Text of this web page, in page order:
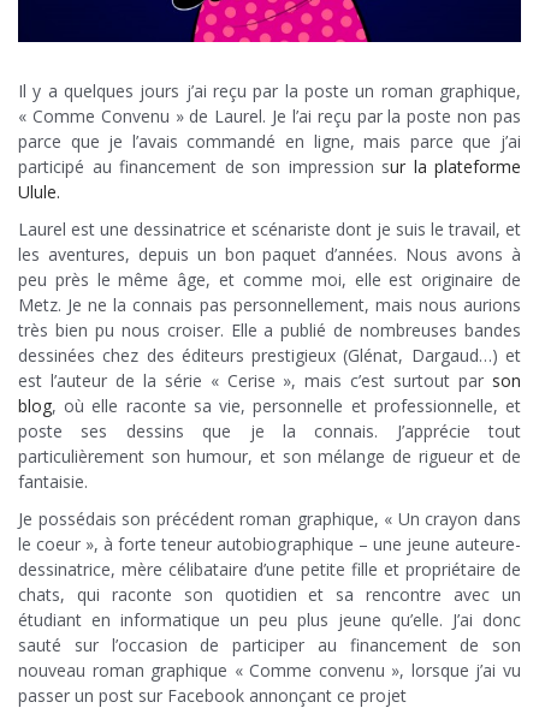
Il y a quelques jours j’ai reçu par la poste un roman graphique,
« Comme Convenu » de Laurel. Je l’ai reçu par la poste non pas
parce que je l’avais commandé en ligne, mais parce que j’ai
participé au financement de son impression sur la plateforme
Ulule.
Laurel est une dessinatrice et scénariste dont je suis le travail, et
les aventures, depuis un bon paquet d’années. Nous avons à
peu près le même âge, et comme moi, elle est originaire de
Metz. Je ne la connais pas personnellement, mais nous aurions
très bien pu nous croiser. Elle a publié de nombreuses bandes
dessinées chez des éditeurs prestigieux (Glénat, Dargaud…) et
est l’auteur de la série « Cerise », mais c’est surtout par son
blog, où elle raconte sa vie, personnelle et professionnelle, et
poste ses dessins que je la connais. J’apprécie tout
particulièrement son humour, et son mélange de rigueur et de
fantaisie.
Je possédais son précédent roman graphique, « Un crayon dans
le coeur », à forte teneur autobiographique – une jeune auteure-
dessinatrice, mère célibataire d’une petite fille et propriétaire de
chats, qui raconte son quotidien et sa rencontre avec un
étudiant en informatique un peu plus jeune qu’elle. J’ai donc
sauté sur l’occasion de participer au financement de son
nouveau roman graphique « Comme convenu », lorsque j’ai vu
passer un post sur Facebook annonçant ce projet